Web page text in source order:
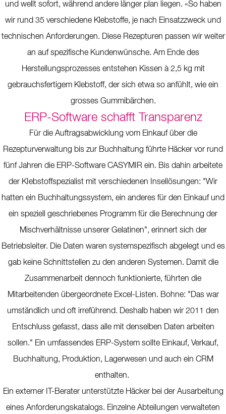
und wellt sofort, während andere länger plan liegen. «So haben
wir rund 35 verschiedene Klebstoffe, je nach Einsatzzweck und
technischen Anforderungen. Diese Rezepturen passen wir weiter
an auf spezifische Kundenwünsche. Am Ende des
Herstellungsprozesses entstehen Kissen à 2,5 kg mit
gebrauchsfertigem Klebstoff, der sich etwa so anfühlt, wie ein
grosses Gummibärchen.
ERP-Software schafft Transparenz
Für die Auftragsabwicklung vom Einkauf über die
Rezepturverwaltung bis zur Buchhaltung führte Häcker vor rund
fünf Jahren die ERP-Software CASYMIR ein. Bis dahin arbeitete
der KIebstoffspezialist mit verschiedenen Insellösungen: "Wir
hatten ein Buchhaltungssystem, ein anderes für den Einkauf und
ein speziell geschriebenes Programm für die Berechnung der
Mischverhältnisse unserer Gelatinen", erinnert sich der
Betriebsleiter. Die Daten waren systemspezifisch abgelegt und es
gab keine Schnittstellen zu den anderen Systemen. Damit die
Zusammenarbeit dennoch funktionierte, führten die
Mitarbeitenden übergeordnete Excel-Listen. Bohne: "Das war
umständlich und oft irreführend. Deshalb haben wir 2011 den
Entschluss gefasst, dass alle mit denselben Daten arbeiten
sollen." Ein umfassendes ERP-System sollte Einkauf, Verkauf,
Buchhaltung, Produktion, Lagerwesen und auch ein CRM
enthalten.
Ein externer IT-Berater unterstützte Häcker bei der Ausarbeitung
eines Anforderungskatalogs. Einzelne Abteilungen verwalteten